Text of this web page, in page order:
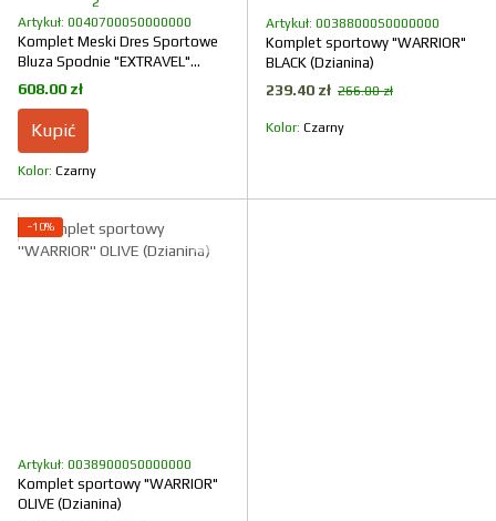
Artykuł: 00407000S0000000
Komplet Meski Dres Sportowe
Bluza Spodnie "EXTRAVEL"
BLACK (Dzianina na polarze)
608.00 zł
Kupić
Kolor Czarny
Artykuł: 00388000S0000000
Komplet sportowy "WARRIOR"
BLACK (Dzianina)
239.40 zł 266.00 zł
Kolor Czarny
−10%
Artykuł: 00389000S0000000
Komplet sportowy "WARRIOR"
OLIVE (Dzianina)